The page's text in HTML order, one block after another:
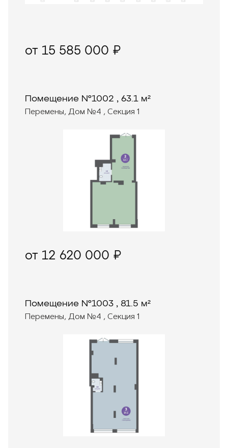
от 15 585 000 ₽
Помещение №1002 , 63.1 м²
Перемены, Дом №4 , Секция 1
от 12 620 000 ₽
Помещение №1003 , 81.5 м²
Перемены, Дом №4 , Секция 1